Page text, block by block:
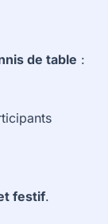
de table :
festif.